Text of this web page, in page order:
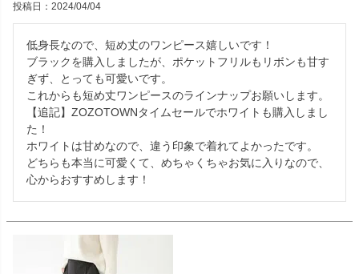
投稿日 2024/04/04
低身長なので、短め丈のワンピース嬉しいです！
ブラックを購入しましたが、ポケットフリルもリボンも甘す
ぎず、とっても可愛いです。
これからも短め丈ワンピースのラインナップお願いします。
【追記】ZOZOTOWNタイムセールでホワイトも購入しまし
た！
ホワイトは甘めなので、違う印象で着れてよかったです。
どちらも本当に可愛くて、めちゃくちゃお気に入りなので、
心からおすすめします！